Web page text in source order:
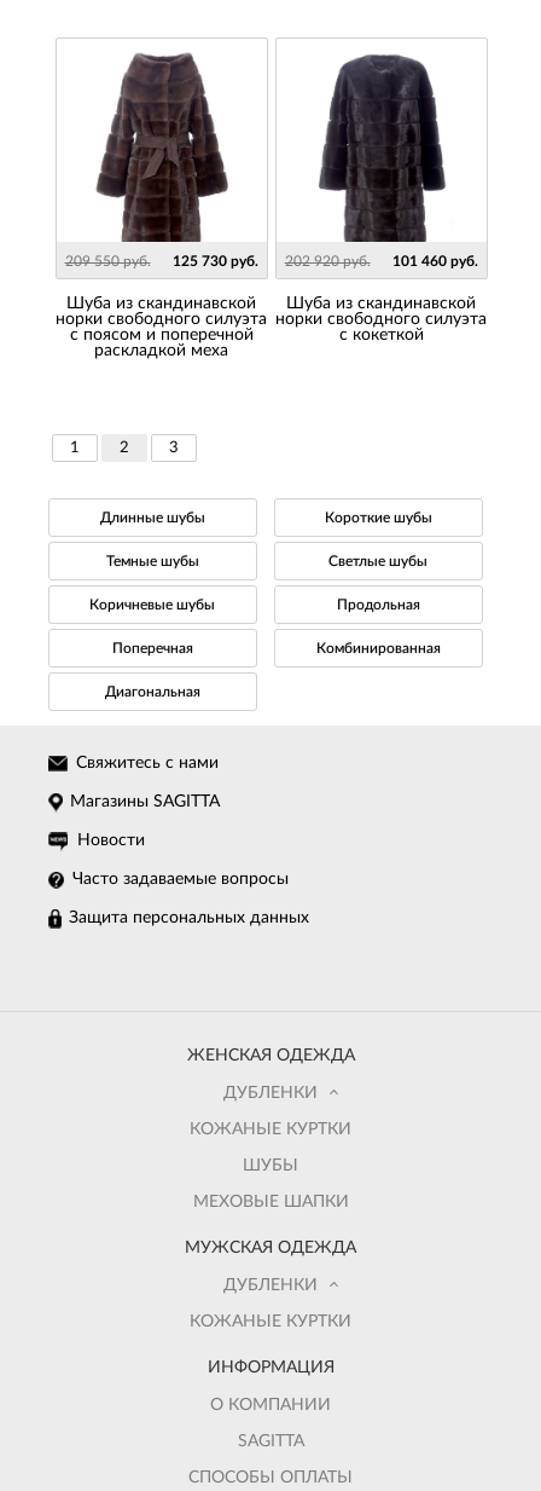
209 550 руб. 125 730 руб.
Шуба из скандинавской
норки свободного силуэта
с поясом и поперечной
раскладкой меха
202 920 руб. 101 460 руб.
Шуба из скандинавской
норки свободного силуэта
с кокеткой
1 2 3
Длинные шубы Короткие шубы
Темные шубы Светлые шубы
Коричневые шубы Продольная
Поперечная Комбинированная
Диагональная
Свяжитесь с нами
Магазины SAGITTA
Новости
Часто задаваемые вопросы
Защита персональных данных
ЖЕНСКАЯ ОДЕЖДА
ДУБЛЕНКИ
КОЖАНЫЕ КУРТКИ
ШУБЫ
МЕХОВЫЕ ШАПКИ
МУЖСКАЯ ОДЕЖДА
ДУБЛЕНКИ
КОЖАНЫЕ КУРТКИ
ИНФОРМАЦИЯ
О КОМПАНИИ
SAGITTA
СПОСОБЫ ОПЛАТЫ